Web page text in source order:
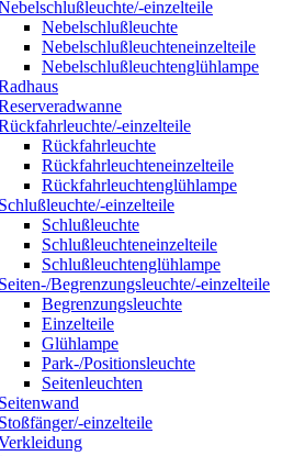
einzelteile
Nebelschlußleuchte
Nebelschlußleuchteneinzelteile
Nebelschlußleuchtenglühlampe
einzelteile
Rückfahrleuchte
Rückfahrleuchteneinzelteile
Rückfahrleuchtenglühlampe
Schlußleuchte/-einzelteile
Schlußleuchte
Schlußleuchteneinzelteile
Schlußleuchtenglühlampe
Seiten-/Begrenzungsleuchte/-einzelteile
Begrenzungsleuchte
Einzelteile
Glühlampe
Park-/Positionsleuchte
Seitenleuchten
Seitenwand
Stoßfänger/-einzelteile